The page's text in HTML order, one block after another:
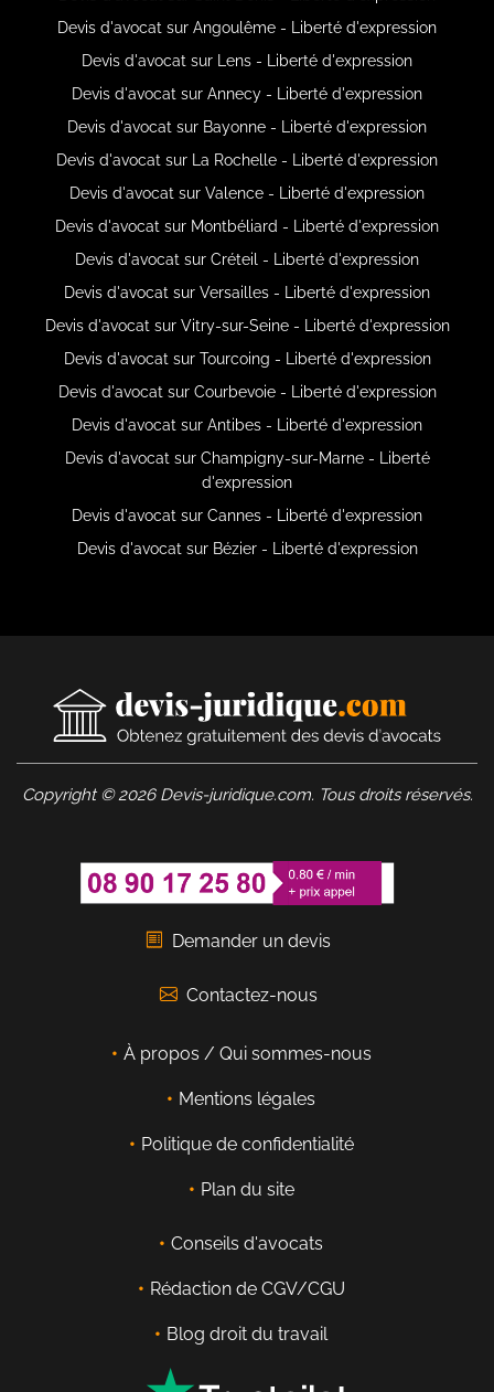
Devis d'avocat sur Angoulême - Liberté d'expression
Devis d'avocat sur Lens - Liberté d'expression
Devis d'avocat sur Annecy - Liberté d'expression
Devis d'avocat sur Bayonne - Liberté d'expression
Devis d'avocat sur La Rochelle - Liberté d'expression
Devis d'avocat sur Valence - Liberté d'expression
Devis d'avocat sur Montbéliard - Liberté d'expression
Devis d'avocat sur Créteil - Liberté d'expression
Devis d'avocat sur Versailles - Liberté d'expression
Devis d'avocat sur Vitry-sur-Seine - Liberté d'expression
Devis d'avocat sur Tourcoing - Liberté d'expression
Devis d'avocat sur Courbevoie - Liberté d'expression
Devis d'avocat sur Antibes - Liberté d'expression
Devis d'avocat sur Champigny-sur-Marne - Liberté
d'expression
Devis d'avocat sur Cannes - Liberté d'expression
Devis d'avocat sur Bézier - Liberté d'expression
Copyright © 2026 Devis-juridique.com. Tous droits réservés.
Demander un devis
Contactez-nous
À propos / Qui sommes-nous
Mentions légales
Politique de confidentialité
Plan du site
Conseils d'avocats
Rédaction de CGV/CGU
Blog droit du travail